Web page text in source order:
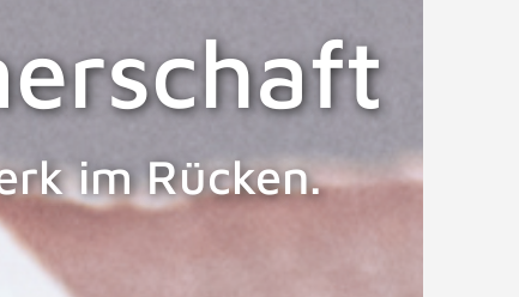
im Rücken.